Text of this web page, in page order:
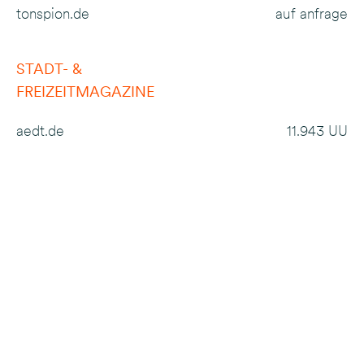
tonspion.de
auf anfrage
STADT- &
FREIZEITMAGAZINE
aedt.de
11.943 UU